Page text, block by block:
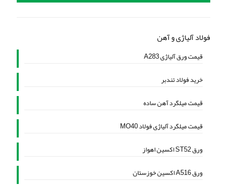
فولاد آلیاژی و آهن
قیمت ورق آلیاژی A283
خرید فولاد تندبر
قیمت میلگرد آهن ساده
قیمت میلگرد آلیاژی فولاد MO40
ورق ST52 اکسین اهواز
ورق A516 اکسین خوزستان